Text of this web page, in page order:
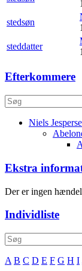
stedsøn
steddatter
Efterkommere
Niels
Ekstra
Der er ingen
Individliste
A B C D E F G H I